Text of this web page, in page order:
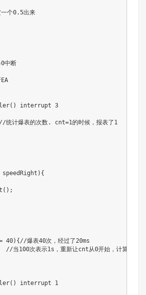
个0.5出来
中断
interrupt 3
计爆表的次数. cnt=1的时候，报表了1
爆表40次，经过了20ms
100次表示1s，重新让cnt从0开始，计算下一
interrupt 1